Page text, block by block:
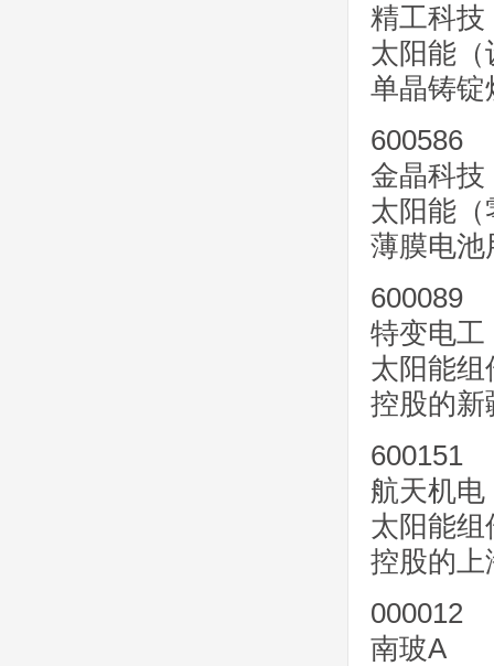
精工科技
太阳能（
单晶铸锭
600586
金晶科技
太阳能
薄膜电池
600089
特变电工
太阳能
控股的新
600151
航天机电
太阳能
控股的上
000012
南玻A